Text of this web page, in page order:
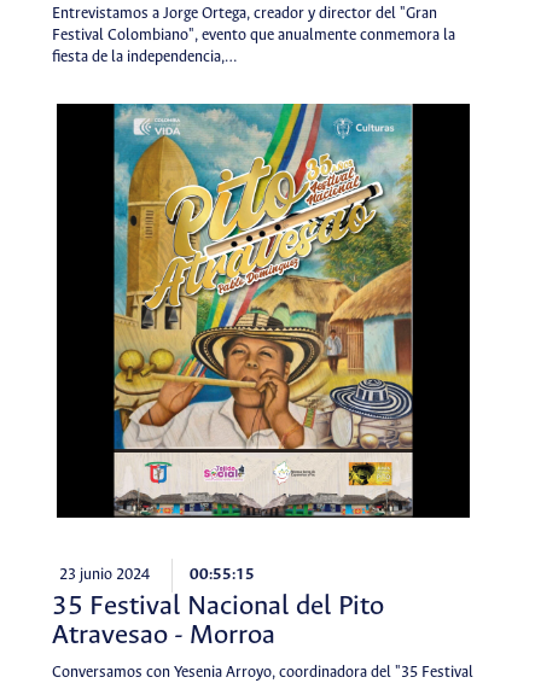
Entrevistamos a Jorge Ortega, creador y director del "Gran
Festival Colombiano", evento que anualmente conmemora la
fiesta de la independencia,…
23 junio 2024 00:55:15
35 Festival Nacional del Pito
Atravesao - Morroa
Conversamos con Yesenia Arroyo, coordinadora del "35 Festival